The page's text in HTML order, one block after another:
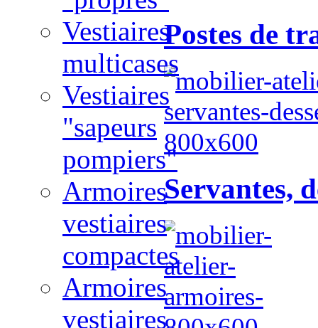
Postes de
Servantes,
Vestiaires
multicases
Vestiaires
"sapeurs
pompiers"
Armoires
vestiaires
compactes
Armoires
vestiaires